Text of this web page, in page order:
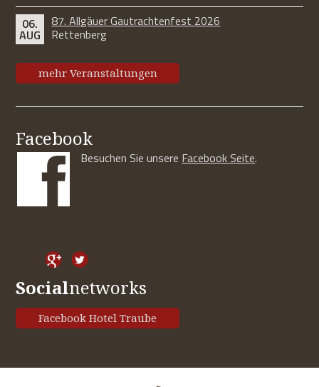
06.
AUG
87. Allgäuer Gautrachtenfest 2026
Rettenberg
mehr Veranstaltungen
Facebook
Besuchen Sie unsere Facebook Seite.
Socialnetworks
Facebook Hotel Traube